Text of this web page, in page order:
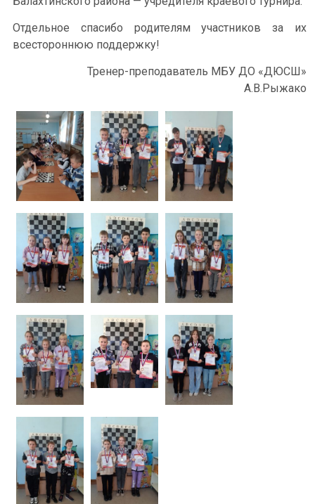
Отдельное спасибо родителям участников за их
всестороннюю поддержку!
Тренер-преподаватель МБУ ДО «ДЮСШ»
А.В.Рыжако